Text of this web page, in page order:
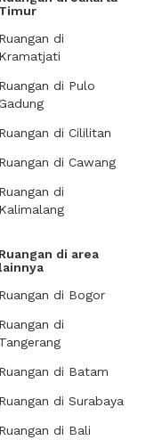
Timur
Ruangan di
Kramatjati
Ruangan di Pulo
Ruangan di Cililitan
Ruangan di Cawang
Ruangan di
Kalimalang
Ruangan di area
lainnya
Ruangan di Bogor
Ruangan di
Tangerang
Ruangan di Batam
Ruangan di Surabaya
Ruangan di Bali